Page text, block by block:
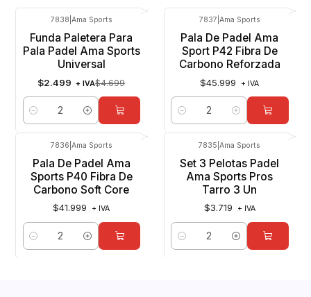
7838 Ama Sports
Funda Paletera Para
Pala Padel Ama Sports
Universal
$2.499 + IVA$4.699
Cantidad
7837 Ama Sports
Pala De Padel Ama
Sport P42 Fibra De
Carbono Reforzada
$45.999 + IVA
Cantidad
7836 Ama Sports
Pala De Padel Ama
Sports P40 Fibra De
Carbono Soft Core
$41.999 + IVA
Cantidad
7835 |Ama Sports
Set 3 Pelotas Padel
Ama Sports Pros
Tarro 3 Un
$3.719 + IVA
Cantidad